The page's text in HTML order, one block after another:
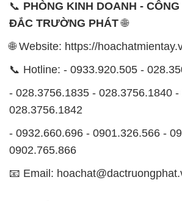
- 028.3756.1835 - 028.3756.1840 -
0902.765.866
📧 Email:
ĐỊA CHỈ
1229C Quốc lộ 1A, Phường
Quận Bình Tân, TP. Hồ Chí